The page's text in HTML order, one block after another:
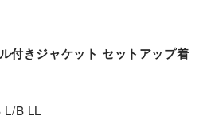
付きジャケット セットアップ着
L/B LL